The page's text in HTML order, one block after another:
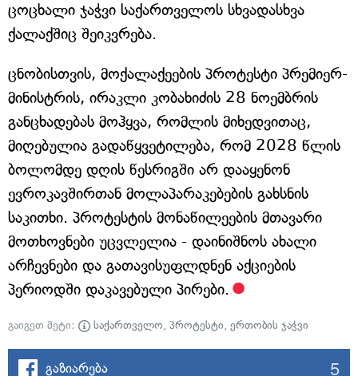
ცოცხალი ჯაჭვი საქართველოს სხვადასხვა
ქალაქშიც შეიკვრება.
ცნობისთვის, მოქალაქეების პროტესტი პრემიერ-
მინისტრის, ირაკლი კობახიძის 28 ნოემბრის
განცხადებას მოჰყვა, რომლის მიხედვითაც,
მიღებულია გადაწყვეტილება, რომ 2028 წლის
ბოლომდე დღის წესრიგში არ დააყენონ
ევროკავშირთან მოლაპარაკებების გახსნის
საკითხი. პროტესტის მონაწილეების მთავარი
მოთხოვნები უცვლელია - დაინიშნოს ახალი
არჩევნები და გათავისუფლდნენ აქციების
პერიოდში დაკავებული პირები.
გაიგეთ მეტი: საქართველო, პროტესტი, ერთობის ჯაჭვი
გაზიარება 5